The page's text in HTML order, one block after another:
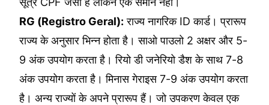
RG (Registro Geral): राज्य नागरिक ID कार्ड। प्रारूप
राज्य के अनुसार भिन्न होता है। साओ पाउलो 2 अक्षर और 5-
9 अंक उपयोग करता है। रियो डी जनेरियो डैश के साथ 7-8
अंक उपयोग करता है। मिनास गेराइस 7-9 अंक उपयोग करता
है। अन्य राज्यों के अपने प्रारूप हैं। जो उपकरण केवल एक